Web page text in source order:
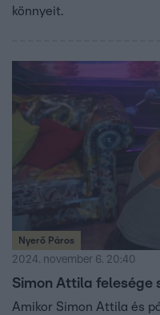
könnyeit.
Nyerő Páros
2024. november 6. 20:40
Simon Attila felesége
Amikor Simon Attila és